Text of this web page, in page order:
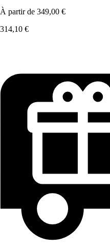
À partir de 349,00 €
314,10 €